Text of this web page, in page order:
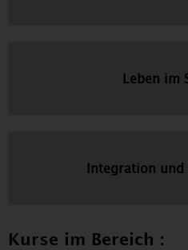
Leben im
Integration und
Kurse im Bereich :